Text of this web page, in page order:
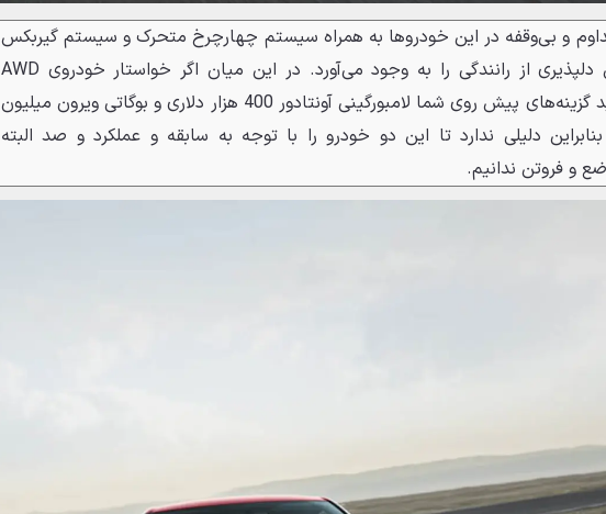
و بی‌وقفه در این خودروها به همراه سیستم چهارچرخ متحرک و سیستم گیربکس
دو کلاچه حس دلپذیری از رانندگی را به وجود می‌آورد. در این میان اگر خواستار خودروی AWD
سریع‌تری هستید گزینه‌های پیش روی شما لامبورگینی آونتادور 400 هزار دلاری و بوگاتی ویرون میلیون
دلیلی ندارد تا این دو خودرو را با توجه به سابقه و عملکرد و صد البته
و فروتن ندانیم.